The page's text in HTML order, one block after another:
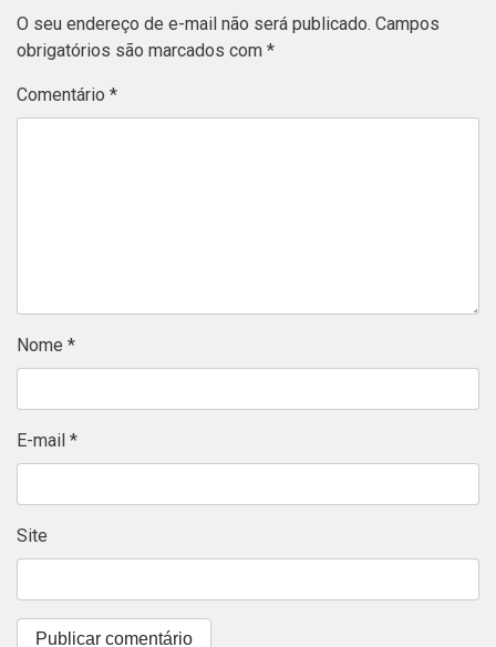
O seu endereço de e-mail não será publicado. Campos
obrigatórios são marcados com *
Comentário *
Nome *
E-mail *
Site